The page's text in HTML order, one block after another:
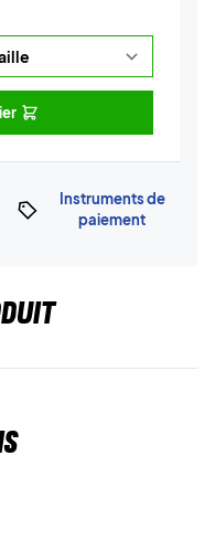
Instruments de
paiement